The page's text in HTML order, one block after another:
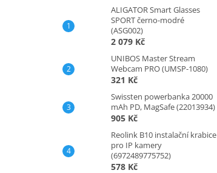
ALIGATOR Smart Glasses
SPORT černo-modré
(ASG002)
2 079 Kč
UNIBOS Master Stream
Webcam PRO (UMSP-1080)
321 Kč
Swissten powerbanka 20000
mAh PD, MagSafe (22013934)
905 Kč
Reolink B10 instalační krabice
pro IP kamery
(6972489775752)
578 Kč